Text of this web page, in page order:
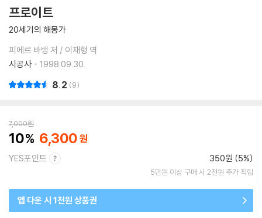
프로이트
20세기의 해몽가
피에르 바뱅 저 / 이재형 역
시공사
1998.09.30.
8.2 9
7,000원
10 6,300
YES포인트 350원 (5%)
5만원 이상 구매 시 2천원 추가 적립
앱 다운 시 1천원 상품권